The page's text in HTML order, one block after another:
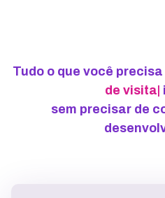
Tudo o que você
sem precisar de